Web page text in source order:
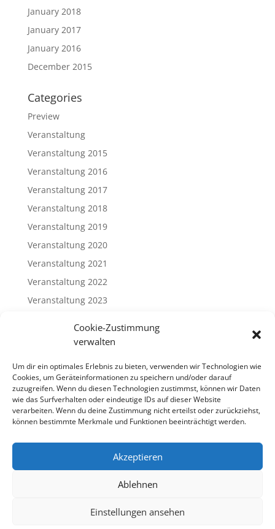
Cookie-Zustimmung
verwalten
Um dir ein optimales Erlebnis zu bieten, verwenden wir Technologien wie
Cookies, um Geräteinformationen zu speichern und/oder darauf
zuzugreifen. Wenn du diesen Technologien zustimmst, können wir Daten
wie das Surfverhalten oder eindeutige IDs auf dieser Website
verarbeiten. Wenn du deine Zustimmung nicht erteilst oder zurückziehst,
können bestimmte Merkmale und Funktionen beeinträchtigt werden.
Akzeptieren
Ablehnen
Einstellungen ansehen
January 2018
January 2017
January 2016
December 2015
Categories
Preview
Veranstaltung
Veranstaltung 2015
Veranstaltung 2016
Veranstaltung 2017
Veranstaltung 2018
Veranstaltung 2019
Veranstaltung 2020
Veranstaltung 2021
Veranstaltung 2022
Veranstaltung 2023
Veranstaltung 2025
Meta
Log in
Entries feed
Comments feed